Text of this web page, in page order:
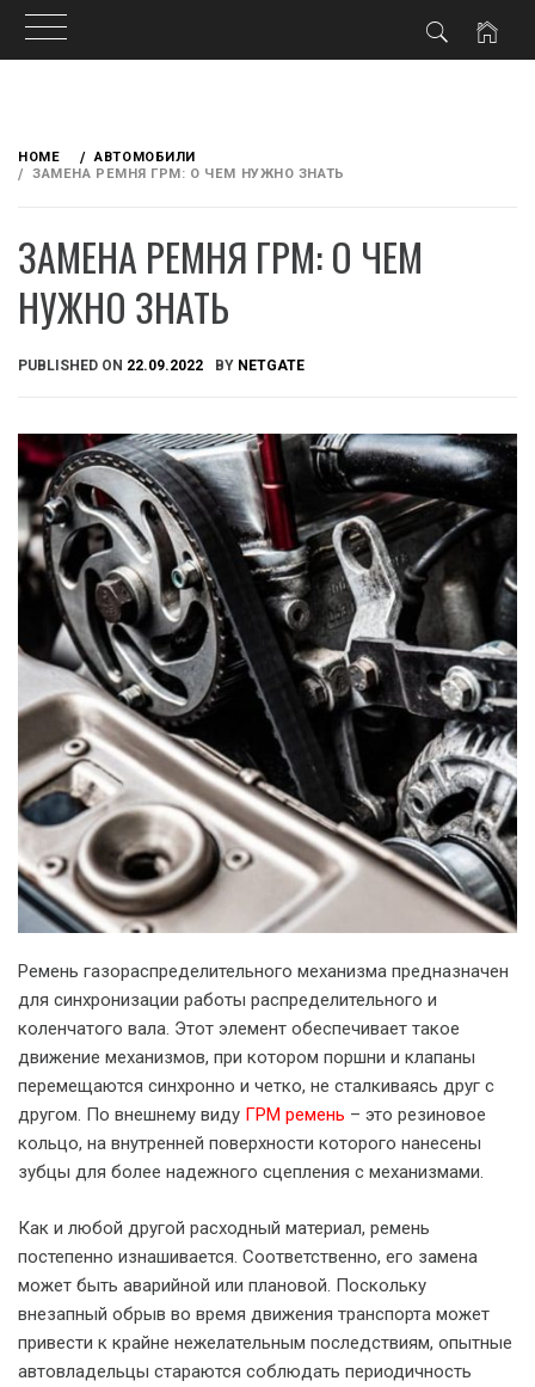
content
HOME
АВТОМОБИЛИ
ЗАМЕНА РЕМНЯ ГРМ: О ЧЕМ НУЖНО ЗНАТЬ
ЗАМЕНА РЕМНЯ ГРМ: О ЧЕМ
НУЖНО ЗНАТЬ
PUBLISHED ON 22.09.2022 BY NETGATE
Ремень газораспределительного механизма предназначен
для синхронизации работы распределительного и
коленчатого вала. Этот элемент обеспечивает такое
движение механизмов, при котором поршни и клапаны
перемещаются синхронно и четко, не сталкиваясь друг с
другом. По внешнему виду ГРМ ремень – это резиновое
кольцо, на внутренней поверхности которого нанесены
зубцы для более надежного сцепления с механизмами.
Как и любой другой расходный материал, ремень
постепенно изнашивается. Соответственно, его замена
может быть аварийной или плановой. Поскольку
внезапный обрыв во время движения транспорта может
привести к крайне нежелательным последствиям, опытные
автовладельцы стараются соблюдать периодичность